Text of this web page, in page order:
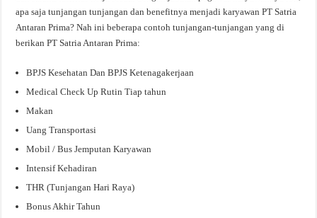
apa saja tunjangan tunjangan dan benefitnya menjadi karyawan PT Satria
Antaran Prima? Nah ini beberapa contoh tunjangan-tunjangan yang di
berikan PT Satria Antaran Prima:
BPJS Kesehatan Dan BPJS Ketenagakerjaan
Medical Check Up Rutin Tiap tahun
Makan
Uang Transportasi
Mobil / Bus Jemputan Karyawan
Intensif Kehadiran
THR (Tunjangan Hari Raya)
Bonus Akhir Tahun